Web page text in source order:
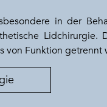
in der
Lidchirurgie.
von Funktion getrennt